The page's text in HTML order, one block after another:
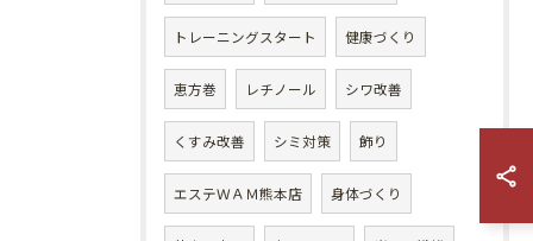
トレーニングスタート 健康づくり
恵方巻 レチノール シワ改善
くすみ改善 シミ対策 飾り
エステＷＡＭ熊本店 身体づくり